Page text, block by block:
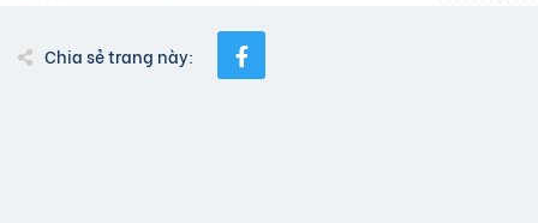
Chia sẻ trang này: